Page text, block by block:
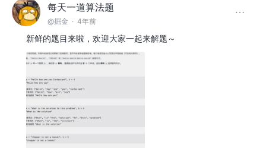
每天一道算法题
@掘金 · 4年前
新鲜的题目来啦，欢迎大家一起来解题～